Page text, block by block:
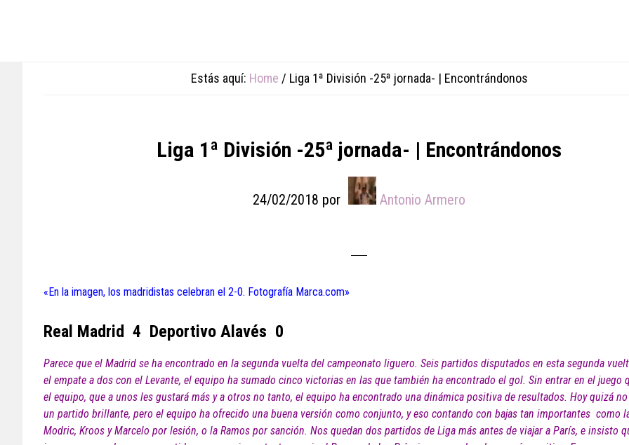
Estás aquí: Home / Liga 1ª División -25ª jornada- | Encontrándonos
Liga 1ª División -25ª jornada- | Encontrándonos
24/02/2018 por Antonio Armero
«En la imagen, los madridistas celebran el 2-0. Fotografía Marca.com»
Real Madrid 4 Deportivo Alavés 0
Parece que el Madrid se ha encontrado en la segunda vuelta del campeonato liguero. Seis partidos disputados en esta segunda
el empate a dos con el Levante, el equipo ha sumado cinco victorias en las que también ha encontrado el gol. Sin entrar en el juego
el equipo, que a unos les gustará más y a otros no tanto, el equipo ha encontrado una dinámica positiva de resultados. Hoy quizá
un partido brillante, pero el equipo ha ofrecido una buena versión como conjunto, y eso contando con bajas tan importantes como
Modric, Kroos y Marcelo por lesión, o la Ramos por sanción. Nos quedan dos partidos de Liga más antes de viajar a París, e insisto